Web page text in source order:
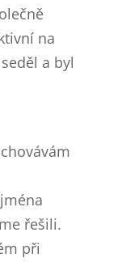
na
a byl
řešili.
při